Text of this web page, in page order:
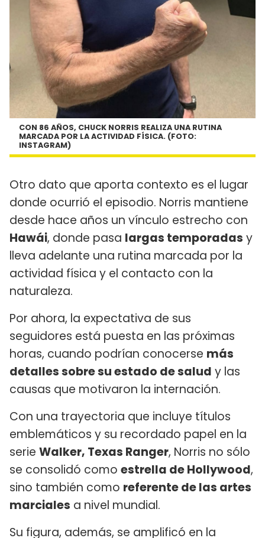
CON 86 AÑOS, CHUCK NORRIS REALIZA UNA RUTINA
MARCADA POR LA ACTIVIDAD FÍSICA. (FOTO:
INSTAGRAM)
Otro dato que aporta contexto es el lugar
donde ocurrió el episodio. Norris mantiene
desde hace años un vínculo estrecho con
Hawái, donde pasa largas temporadas y
lleva adelante una rutina marcada por la
actividad física y el contacto con la
naturaleza.
Por ahora, la expectativa de sus
seguidores está puesta en las próximas
horas, cuando podrían conocerse más
detalles sobre su estado de salud y las
causas que motivaron la internación.
Con una trayectoria que incluye títulos
emblemáticos y su recordado papel en la
serie Walker, Texas Ranger, Norris no sólo
se consolidó como estrella de Hollywood,
sino también como referente de las artes
marciales a nivel mundial.
Su figura, además, se amplificó en la